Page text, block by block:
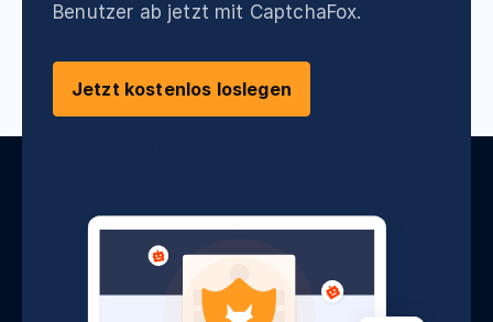
Benutzer ab jetzt mit CaptchaFox.
Jetzt kostenlos loslegen